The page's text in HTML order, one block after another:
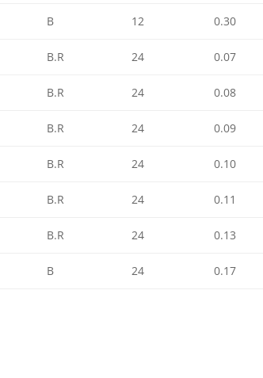
B 12 0.30
B.R 24 0.07
B.R 24 0.08
B.R 24 0.09
B.R 24 0.10
B.R 24 0.11
B.R 24 0.13
B 24 0.17